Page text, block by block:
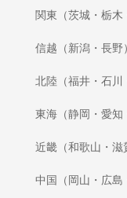
関東（茨城・栃木
信越（新潟・長野）
北陸（福井・石川
東海（静岡・愛知
近畿（和歌山・滋
中国（岡山・広島